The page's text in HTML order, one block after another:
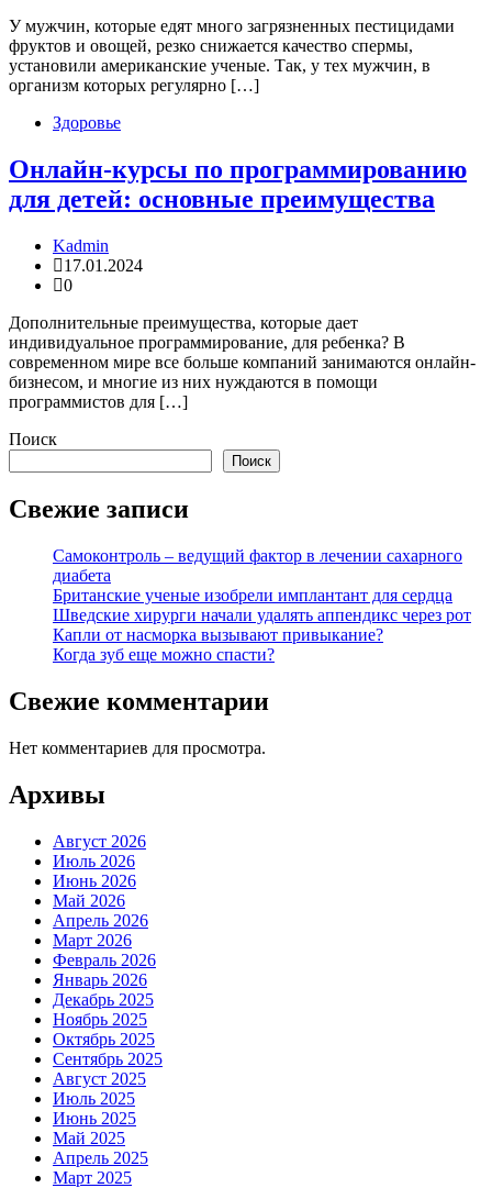
​У мужчин, которые едят много загрязненных пестицидами
фруктов и овощей, резко снижается качество спермы,
установили американские ученые. Так, у тех мужчин, в
организм которых регулярно […]
Здоровье
Онлайн-курсы по программированию
для детей: основные преимущества
Kadmin
17.01.2024
0
Дополнительные преимущества, которые дает
индивидуальное программирование, для ребенка? В
современном мире все больше компаний занимаются онлайн-
бизнесом, и многие из них нуждаются в помощи
программистов для […]
Поиск
Поиск
Свежие записи
Самоконтроль – ведущий фактор в лечении сахарного
диабета
Британские ученые изобрели имплантант для сердца
Шведские хирурги начали удалять аппендикс через рот
Капли от насморка вызывают привыкание?
Когда зуб еще можно спасти?
Свежие комментарии
Нет комментариев для просмотра.
Архивы
Август 2026
Июль 2026
Июнь 2026
Май 2026
Апрель 2026
Март 2026
Февраль 2026
Январь 2026
Декабрь 2025
Ноябрь 2025
Октябрь 2025
Сентябрь 2025
Август 2025
Июль 2025
Июнь 2025
Май 2025
Апрель 2025
Март 2025